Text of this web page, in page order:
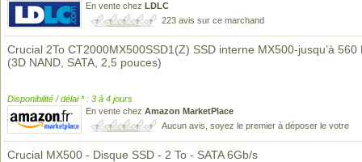
En vente chez LDLC
223 avis sur ce marchand
Crucial 2To CT2000MX500SSD1(Z) SSD interne MX500-jusqu’à 560
(3D NAND, SATA, 2,5 pouces)
Disponibilité / délai * : 3 à 4 jours
En vente chez Amazon MarketPlace
Aucun avis, soyez le premier à déposer le votre
Crucial MX500 - Disque SSD - 2 To - SATA 6Gb/s